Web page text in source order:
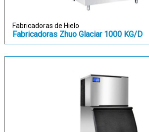
Fabricadoras de Hielo
Fabricadoras Zhuo Glaciar 1000 KG/D